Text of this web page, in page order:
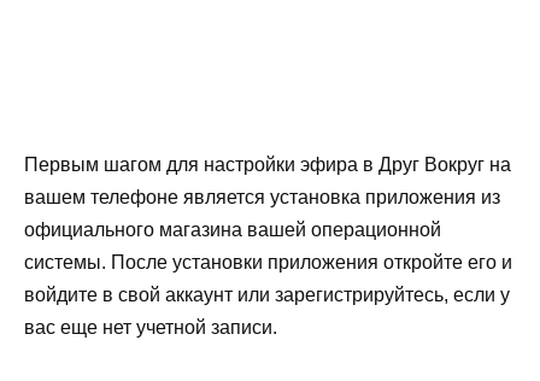
Первым шагом для настройки эфира в Друг Вокруг на
вашем телефоне является установка приложения из
официального магазина вашей операционной
системы. После установки приложения откройте его и
войдите в свой аккаунт или зарегистрируйтесь, если у
вас еще нет учетной записи.